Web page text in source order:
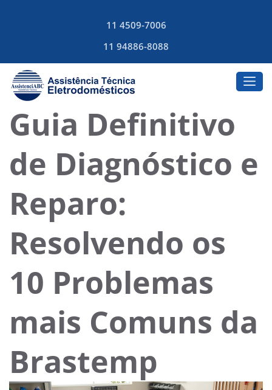
11 4509-7006
11 94886-8088
Guia Definitivo
de Diagnóstico e
Reparo:
Resolvendo os
10 Problemas
mais Comuns da
Brastemp